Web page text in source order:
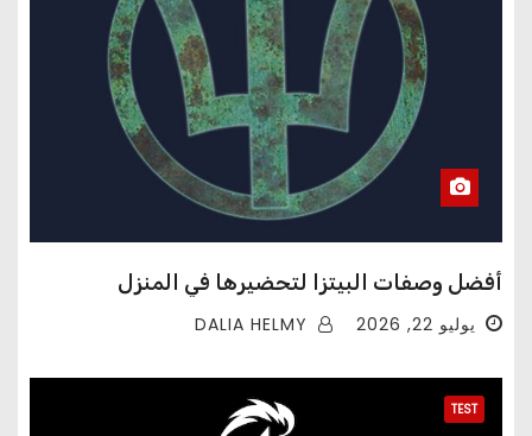
أفضل وصفات البيتزا لتحضيرها في المنزل
يوليو 22, 2026
TEST